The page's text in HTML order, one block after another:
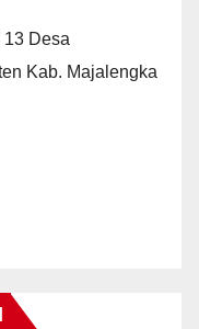
Desa
Kab. Majalengka